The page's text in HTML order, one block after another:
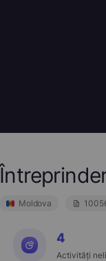
Moldova
4
Activități